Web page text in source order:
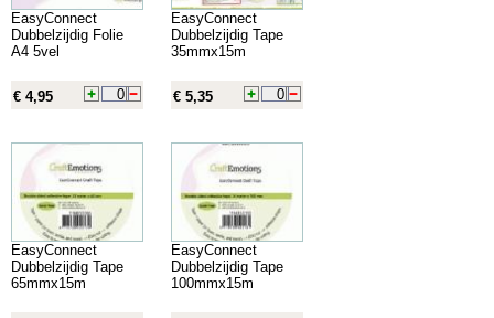
EasyConnect
Dubbelzijdig Folie
A4 5vel
€ 4,95
EasyConnect
Dubbelzijdig Tape
35mmx15m
€ 5,35
EasyConnect
Dubbelzijdig Tape
65mmx15m
EasyConnect
Dubbelzijdig Tape
100mmx15m